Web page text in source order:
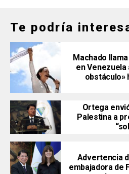
Te podría
Machado
en
obstáculo»
Ortega
Palestina a
Advertencia
embajadora de